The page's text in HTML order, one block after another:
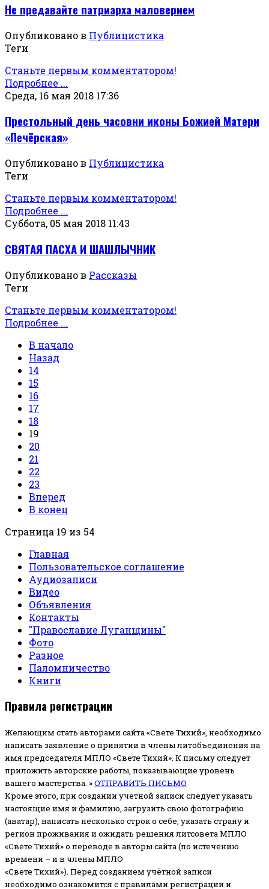
Не предавайте патриарха маловерием
Опубликовано в Публицистика
Теги
Станьте первым комментатором!
Подробнее ...
Среда, 16 мая 2018 17:36
Престольный день часовни иконы Божией Матери
«Печёрская»
Опубликовано в Публицистика
Теги
Станьте первым комментатором!
Подробнее ...
Суббота, 05 мая 2018 11:43
СВЯТАЯ ПАСХА И ШАШЛЫЧНИК
Опубликовано в Рассказы
Теги
Станьте первым комментатором!
Подробнее ...
В начало
Назад
14
15
16
17
18
19
20
21
22
23
Вперед
В конец
Страница 19 из 54
Главная
Пользовательское соглашение
Аудиозаписи
Видео
Объявления
Контакты
"Православие Луганщины"
Фото
Разное
Паломничество
Книги
Правила регистрации
Желающим стать авторами сайта «Свете Тихий», необходимо
написать заявление о принятии в члены литобъединения на
имя председателя МПЛО «Свете Тихий». К письму следует
приложить авторские работы, показывающие уровень
вашего мастерства. »ОТПРАВИТЬ ПИСЬМО
Кроме этого, при создании учетной записи следует указать
настоящие имя и фамилию, загрузить свою фотографию
(аватар), написать несколько строк о себе, указать страну и
регион проживания и ожидать решения литсовета МПЛО
«Свете Тихий» о переводе в авторы сайта (по истечению
времени – и в члены МПЛО
«Свете Тихий»). Перед созданием учётной записи
необходимо ознакомится с правилами регистрации и